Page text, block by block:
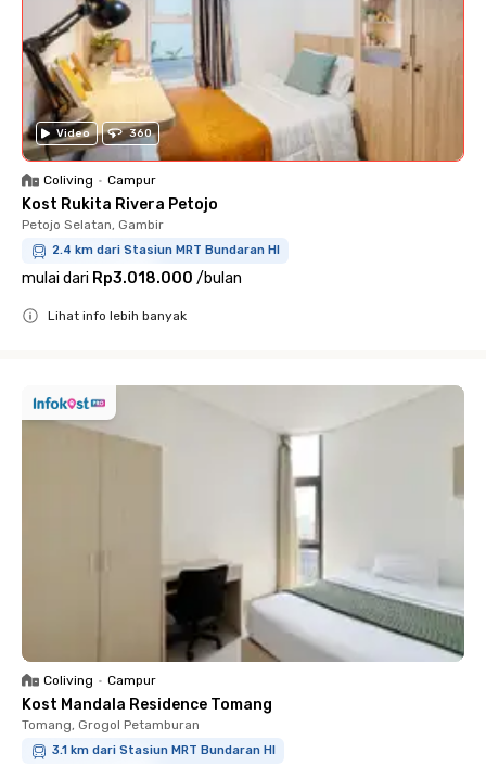
Video 360
Coliving • Campur
Kost Rukita Rivera Petojo
Petojo Selatan, Gambir
2.4 km dari Stasiun MRT Bundaran HI
mulai dari Rp3.018.000 /bulan
Lihat info lebih banyak
Coliving • Campur
Kost Mandala Residence Tomang
Tomang, Grogol Petamburan
3.1 km dari Stasiun MRT Bundaran HI